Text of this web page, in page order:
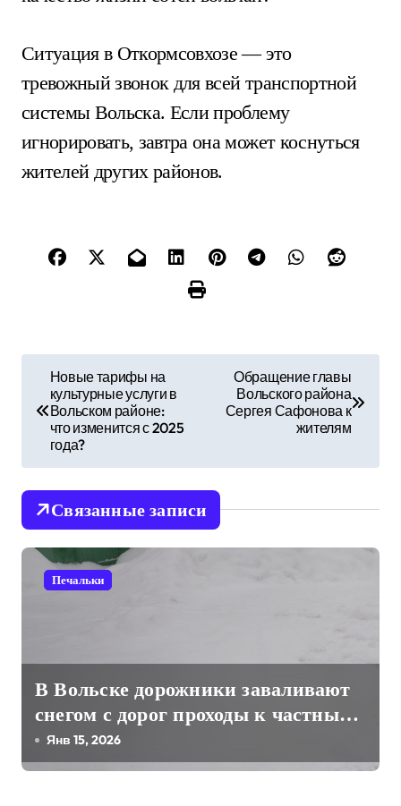
Ситуация в Откормсовхозе — это
тревожный звонок для всей транспортной
системы Вольска. Если проблему
игнорировать, завтра она может коснуться
жителей других районов.
г
а
я
п
о
з
Новые тарифы на
культурные услуги в
Вольском районе:
что изменится с 2025
года?
Обращение главы
Вольского района
Сергея Сафонова к
жителям
Связанные записи
Печальки
В Вольске дорожники заваливают
снегом с дорог проходы к частным
жилым домам
Янв 15, 2026